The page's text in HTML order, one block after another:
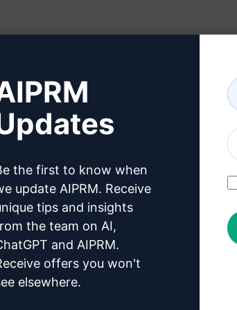
Etapa 1: Faça o
the first to know when
update AIPRM. Receive
tips and insights
the team on AI,
and AIPRM.
offers you won't
elsewhere.